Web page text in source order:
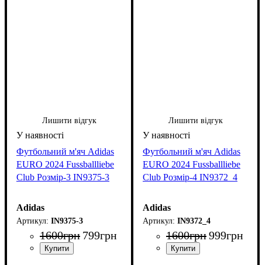
Лишити відгук
Футбольний м'яч Adidas
EURO 2024 Fussballliebe
Club Розмір-3 IN9375-3
Adidas
IN9375-3
1600грн 799грн
Лишити відгук
Футбольний м'яч Adidas
EURO 2024 Fussballliebe
Club Розмір-4 IN9372_4
Adidas
IN9372_4
1600грн999грн